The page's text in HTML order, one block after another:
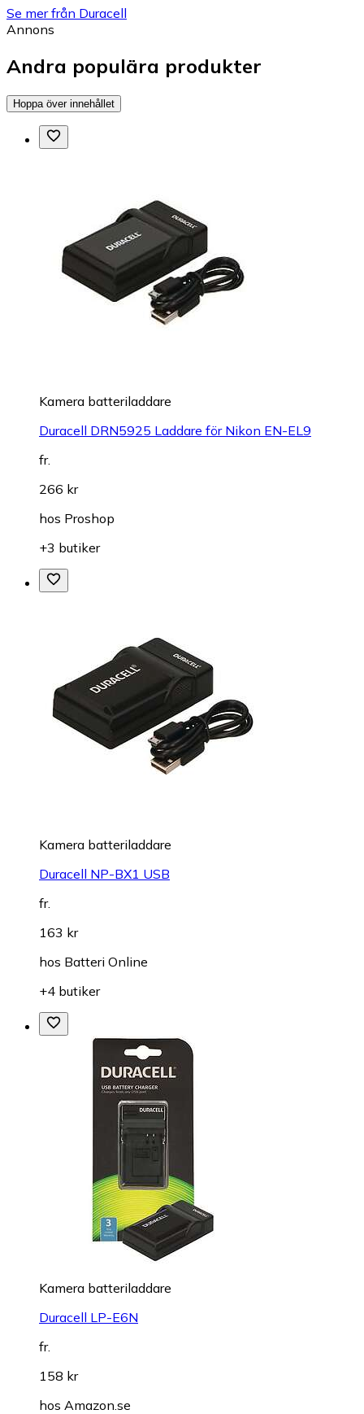
Se mer från Duracell
Annons
Andra populära produkter
Hoppa över innehållet
Kamera batteriladdare
Duracell DRN5925 Laddare för Nikon EN-EL9
fr.
266 kr
hos Proshop
+3 butiker
Kamera batteriladdare
Duracell NP-BX1 USB
fr.
163 kr
hos Batteri Online
+4 butiker
Kamera batteriladdare
Duracell LP-E6N
fr.
158 kr
hos Amazon.se